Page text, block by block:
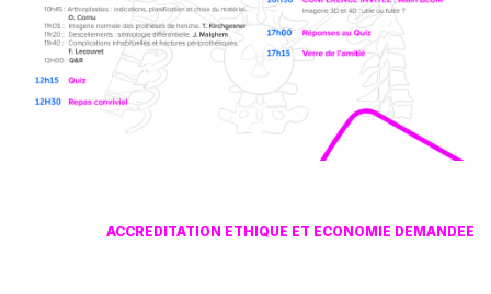
ACCREDITATION ETHIQUE ET ECONOMIE DEMANDEE